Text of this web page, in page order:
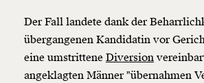
Der Fall landete dank der
übergangenen Kandidatin vor
eine umstrittene Diversion
angeklagten Männer "übernahmen